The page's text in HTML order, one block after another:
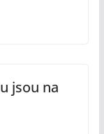
jsou na